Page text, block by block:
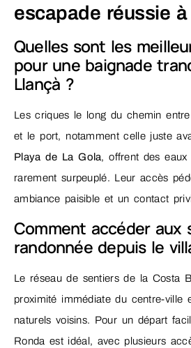
escapade réussie
Quelles sont les
pour une baignade
Llançà ?
Les criques le long du chemin
et le port, notamment celle juste
Playa de La Gola, offrent des
rarement surpeuplé. Leur accès
ambiance paisible et un contact
Comment accéder aux
randonnée depuis le
Le réseau de sentiers de la Costa
proximité immédiate du centre-ville
naturels voisins. Pour un départ
Ronda est idéal, avec plusieurs